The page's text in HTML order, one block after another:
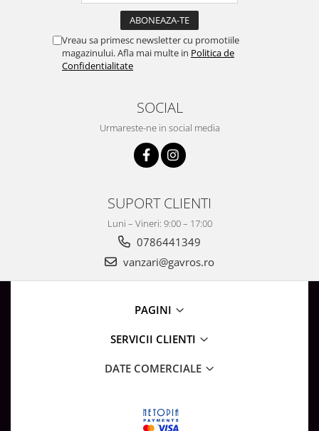
Vreau sa primesc newsletter cu promotiile
magazinului. Afla mai multe in Politica de
Confidentialitate
SOCIAL
Urmareste-ne in social media
SUPORT CLIENTI
Luni – Vineri: 9:00 – 17:00
0786441349
vanzari@gavros.ro
PAGINI
SERVICII CLIENTI
DATE COMERCIALE